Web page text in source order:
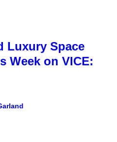
Luxury Space
Week on VICE: